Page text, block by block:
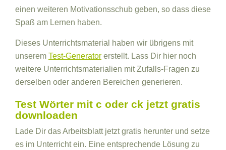
einen weiteren Motivationsschub geben, so dass diese
Spaß am Lernen haben.
Dieses Unterrichtsmaterial haben wir übrigens mit
unserem Test-Generator erstellt. Lass Dir hier noch
weitere Unterrichtsmaterialien mit Zufalls-Fragen zu
derselben oder anderen Bereichen generieren.
Test Wörter mit c oder ck jetzt gratis
downloaden
Lade Dir das Arbeitsblatt jetzt gratis herunter und setze
es im Unterricht ein. Eine entsprechende Lösung zu